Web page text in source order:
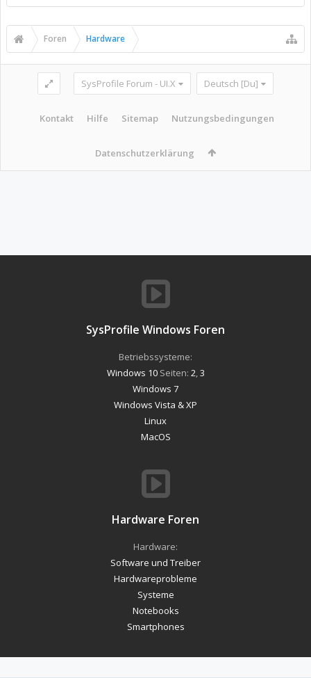
Foren Hardware
SysProfile Forum - UI.X Deutsch [Du]
Kontakt Hilfe Sitemap Nutzungsbedingungen
Datenschutzerklärung
SysProfile Windows Foren
Betriebssysteme:
Windows 10Seiten: 2 3
Windows 7
Windows Vista & XP
Linux
MacOS
Hardware Foren
Hardware:
Software und Treiber
Hardwareprobleme
Systeme
Notebooks
Smartphones